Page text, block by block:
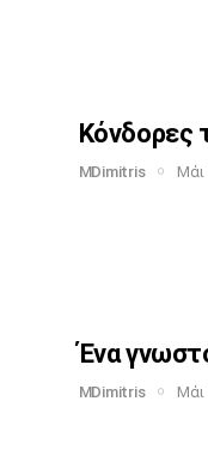
Κόνδορες
MDimitris Μάι
Ένα
MDimitris Μάι